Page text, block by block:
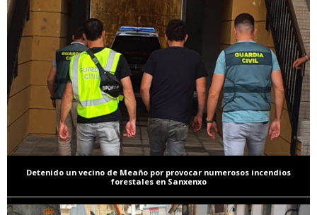
Detenido un vecino de Meaño por provocar numerosos incendios
forestales en Sanxenxo